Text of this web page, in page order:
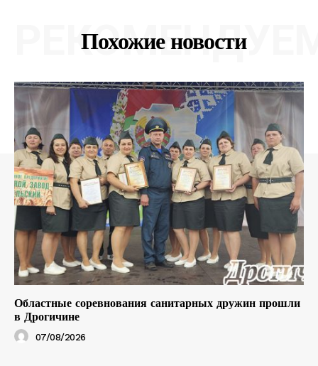
Похожие новости
Областные соревнования санитарных дружин прошли
в Дрогичине
07/08/2026